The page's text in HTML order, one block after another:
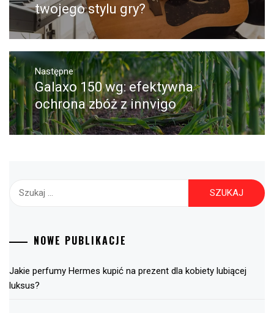
twojego stylu gry?
Następne
Następny
post:
Galaxo 150 wg: efektywna
ochrona zbóż z innvigo
Szukaj:
NOWE PUBLIKACJE
Jakie perfumy Hermes kupić na prezent dla kobiety lubiącej
luksus?